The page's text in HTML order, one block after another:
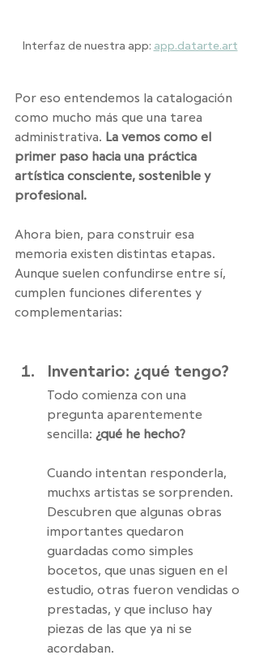
Interfaz de nuestra app: app.datarte.art
Por eso entendemos la catalogación
como mucho más que una tarea
administrativa. La vemos como el
primer paso hacia una práctica
artística consciente, sostenible y
profesional.
Ahora bien, para construir esa
memoria existen distintas etapas.
Aunque suelen confundirse entre sí,
cumplen funciones diferentes y
complementarias:
Inventario: ¿qué tengo?
Todo comienza con una
pregunta aparentemente
sencilla: ¿qué he hecho?
Cuando intentan responderla,
muchxs artistas se sorprenden.
Descubren que algunas obras
importantes quedaron
guardadas como simples
bocetos, que unas siguen en el
estudio, otras fueron vendidas o
prestadas, y que incluso hay
piezas de las que ya ni se
acordaban.